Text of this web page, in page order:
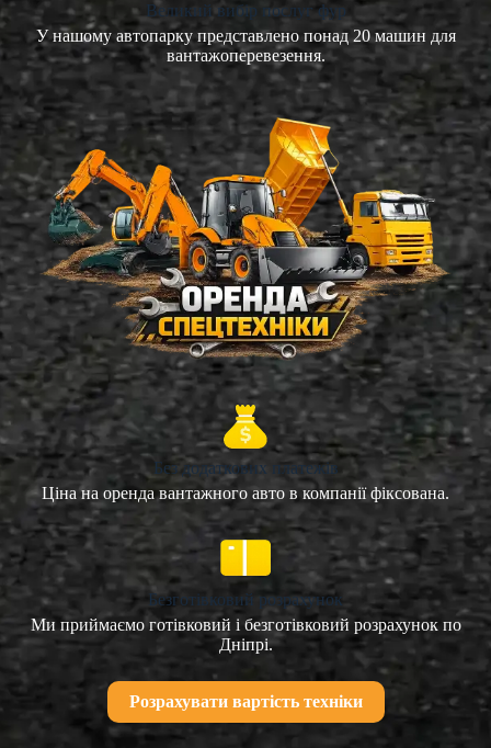
Великий вибір послуг фур
У нашому автопарку представлено понад 20 машин для
вантажоперевезення.
Без додаткових платежів
Ціна на оренда вантажного авто в компанії фіксована.
Безготівковий розрахунок
Ми приймаємо готівковий і безготівковий розрахунок по
Дніпрі.
Розрахувати вартість техніки